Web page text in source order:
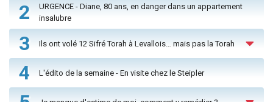
2
URGENCE - Diane, 80 ans, en danger dans un appartement
insalubre
3 Ils ont volé 12 Sifré Torah à Levallois… mais pas la Torah
4 L'édito de la semaine - En visite chez le Steipler